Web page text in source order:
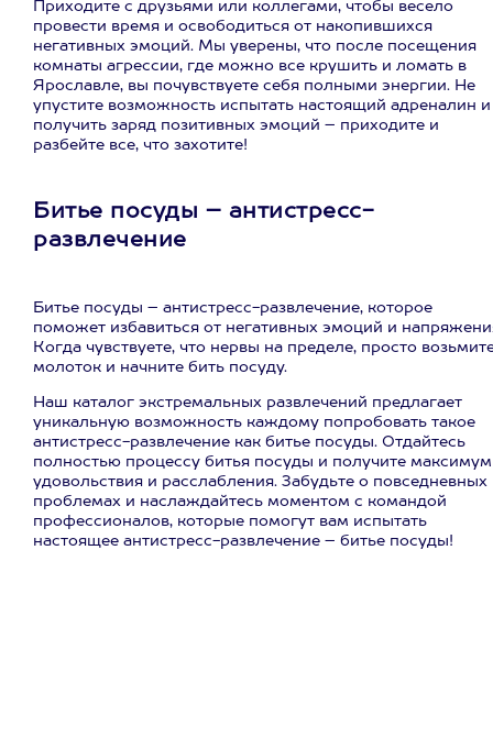
Приходите с друзьями или коллегами, чтобы весело
провести время и освободиться от накопившихся
негативных эмоций. Мы уверены, что после посещения
комнаты агрессии, где можно все крушить и ломать в
Ярославле, вы почувствуете себя полными энергии. Не
упустите возможность испытать настоящий адреналин и
получить заряд позитивных эмоций – приходите и
разбейте все, что захотите!
Битье посуды – антистресс-
развлечение
Битье посуды – антистресс-развлечение, которое
поможет избавиться от негативных эмоций и
Когда чувствуете, что нервы на пределе, просто
молоток и начните бить посуду.
Наш каталог экстремальных развлечений предлагает
уникальную возможность каждому попробовать такое
антистресс-развлечение как битье посуды. Отдайтесь
полностью процессу битья посуды и получите максимум
удовольствия и расслабления. Забудьте о повседневных
проблемах и наслаждайтесь моментом с командой
профессионалов, которые помогут вам испытать
настоящее антистресс-развлечение – битье посуды!